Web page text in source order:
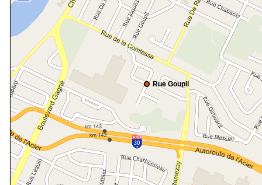
Rue Goupil